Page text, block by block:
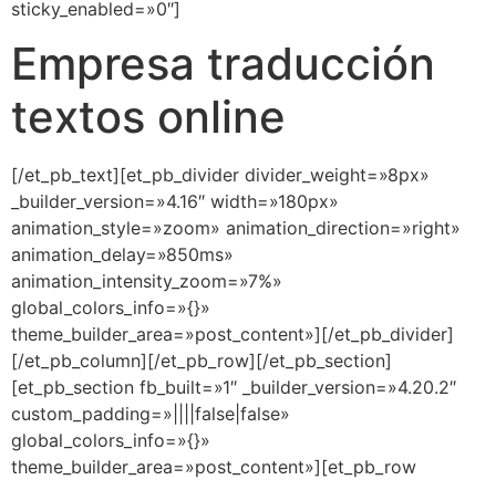
sticky_enabled=»0″]
Empresa traducción
textos online
[/et_pb_text][et_pb_divider divider_weight=»8px»
_builder_version=»4.16″ width=»180px»
animation_style=»zoom» animation_direction=»right»
animation_delay=»850ms»
animation_intensity_zoom=»7%»
global_colors_info=»{}»
theme_builder_area=»post_content»][/et_pb_divider]
[/et_pb_column][/et_pb_row][/et_pb_section]
[et_pb_section fb_built=»1″ _builder_version=»4.20.2″
custom_padding=»||||false|false»
global_colors_info=»{}»
theme_builder_area=»post_content»][et_pb_row